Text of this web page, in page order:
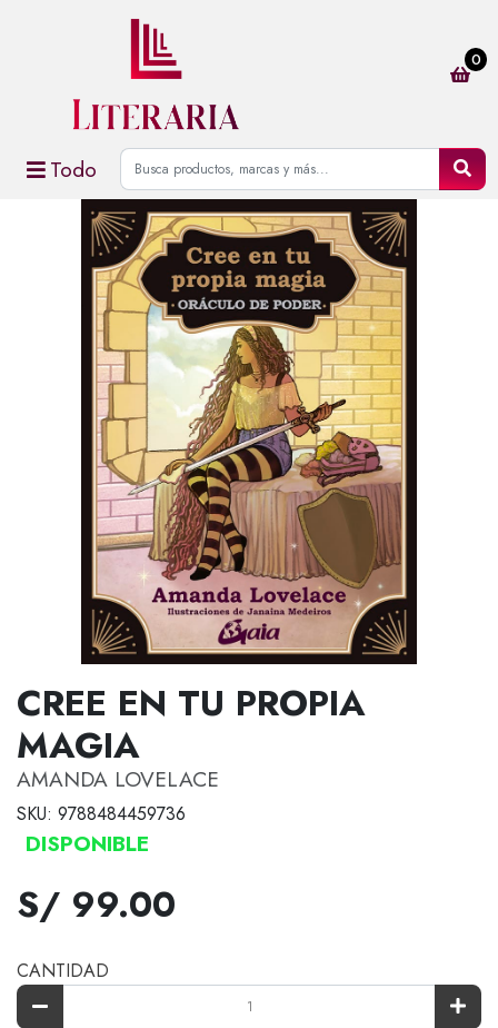
Todo
0
CREE EN TU PROPIA
MAGIA
AMANDA LOVELACE
SKU: 9788484459736
DISPONIBLE
S/ 99.00
CANTIDAD